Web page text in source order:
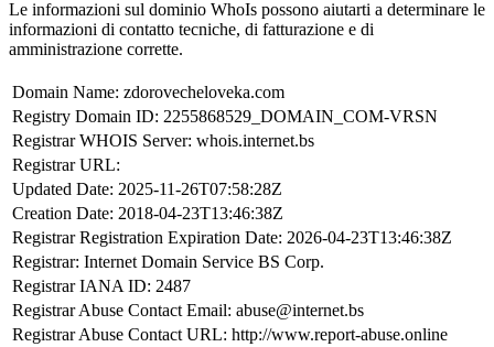
Le informazioni sul dominio WhoIs possono aiutarti a determinare le
informazioni di contatto tecniche, di fatturazione e di
amministrazione corrette.
Domain Name: zdorovecheloveka.com
Registry Domain ID: 2255868529_DOMAIN_COM-VRSN
Registrar WHOIS Server: whois.internet.bs
Registrar URL:
Updated Date: 2025-11-26T07:58:28Z
Creation Date: 2018-04-23T13:46:38Z
Registrar Registration Expiration Date: 2026-04-23T13:46:38Z
Registrar: Internet Domain Service BS Corp.
Registrar IANA ID: 2487
Registrar Abuse Contact Email: abuse@internet.bs
Registrar Abuse Contact URL: http://www.report-abuse.online